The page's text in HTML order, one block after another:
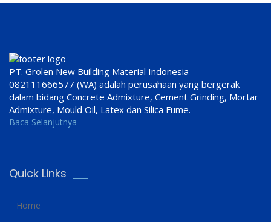
PT. Grolen New Building Material Indonesia –
082111666577 (WA) adalah perusahaan yang bergerak
dalam bidang Concrete Admixture, Cement Grinding, Mortar
Admixture, Mould Oil, Latex dan Silica Fume.
Baca Selanjutnya
Quick Links
Home